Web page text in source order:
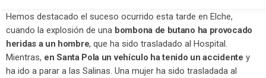
Hemos destacado el suceso ocurrido esta tarde en Elche,
cuando la explosión de una bombona de butano ha provocado
heridas a un hombre, que ha sido trasladado al Hospital.
Mientras, en Santa Pola un vehículo ha tenido un accidente y
ha ido a parar a las Salinas. Una mujer ha sido trasladada al